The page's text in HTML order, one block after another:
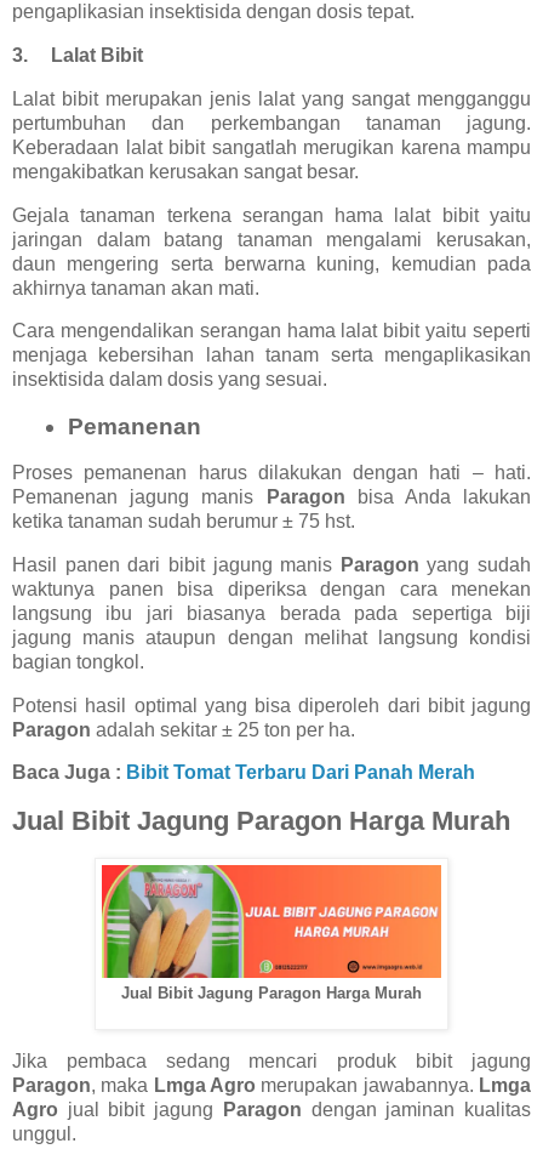
pengaplikasian insektisida dengan dosis tepat.
3. Lalat Bibit
Lalat bibit merupakan jenis lalat yang sangat mengganggu
pertumbuhan dan perkembangan tanaman jagung.
Keberadaan lalat bibit sangatlah merugikan karena mampu
mengakibatkan kerusakan sangat besar.
Gejala tanaman terkena serangan hama lalat bibit yaitu
jaringan dalam batang tanaman mengalami kerusakan,
daun mengering serta berwarna kuning, kemudian pada
akhirnya tanaman akan mati.
Cara mengendalikan serangan hama lalat bibit yaitu seperti
menjaga kebersihan lahan tanam serta mengaplikasikan
insektisida dalam dosis yang sesuai.
Pemanenan
Proses pemanenan harus dilakukan dengan hati – hati.
Pemanenan jagung manis
Paragon bisa Anda lakukan
ketika tanaman sudah berumur ± 75 hst.
Hasil panen dari bibit jagung manis Paragon yang sudah
waktunya panen bisa diperiksa dengan cara menekan
langsung ibu jari biasanya berada pada sepertiga biji
jagung manis ataupun dengan melihat langsung kondisi
bagian tongkol.
Potensi hasil optimal yang bisa diperoleh dari bibit jagung
Paragon adalah sekitar ± 25 ton per ha.
Baca Juga : Bibit Tomat Terbaru Dari Panah Merah
Jual Bibit Jagung Paragon Harga Murah
Jual Bibit Jagung Paragon Harga Murah
Jika pembaca sedang mencari produk bibit jagung
Paragon, maka Lmga Agro merupakan jawabannya. Lmga
Agro jual bibit jagung Paragon dengan jaminan kualitas
unggul.